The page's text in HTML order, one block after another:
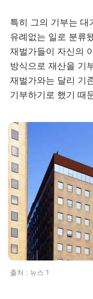
특히 그의 기부는 대
유례없는 일로 분류
재벌가들이 자신의
방식으로 재산을 기
재벌가와는 달리 기
기부하기로 했기 때
출처 : 뉴스 1